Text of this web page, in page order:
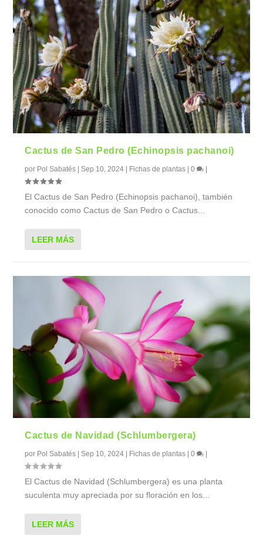
Cactus de San Pedro (Echinopsis pachanoi)
por Pol Sabatés |Sep 10, 2024 Fichas de plantas |0
El Cactus de San Pedro (Echinopsis pachanoi), también
conocido como Cactus de San Pedro o Cactus...
LEER MÁS
Cactus de Navidad (Schlumbergera)
por Pol Sabatés |Sep 10, 2024 | Fichas de plantas |0 |
El Cactus de Navidad (Schlumbergera) es una planta
suculenta muy apreciada por su floración en los...
LEER MÁS